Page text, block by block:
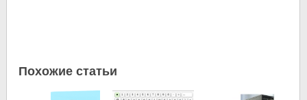
Похожие статьи